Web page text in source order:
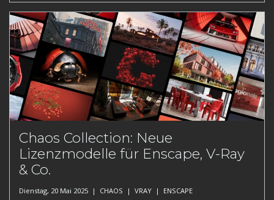
Chaos Collection: Neue
Lizenzmodelle für Enscape, V-Ray
& Co.
Dienstag, 20 Mai 2025 | CHAOS | VRAY | ENSCAPE